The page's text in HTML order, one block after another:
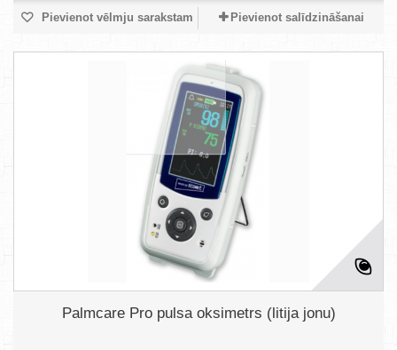
Pievienot vēlmju sarakstam Pievienot salīdzināšanai
Palmcare Pro pulsa oksimetrs (litija jonu)